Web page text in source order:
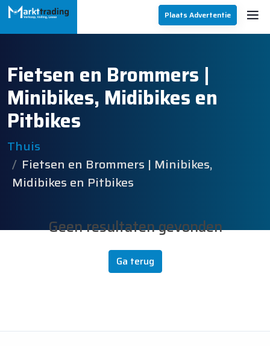
Plaats Advertentie
Fietsen en Brommers |
Minibikes, Midibikes en
Pitbikes
Thuis
Fietsen en Brommers | Minibikes,
Midibikes en Pitbikes
Geen resultaten gevonden
Ga terug